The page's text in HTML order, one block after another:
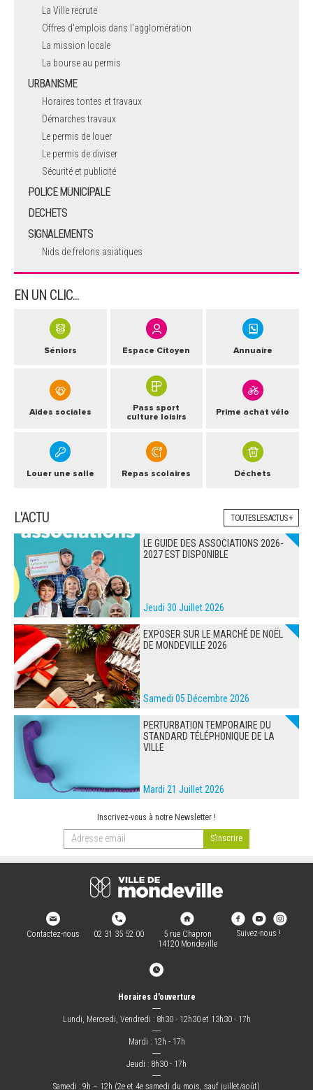
La Ville recrute
Offres d'emplois dans l'agglomération
La mission locale
La bourse au permis
URBANISME
Horaires tontes et travaux
Démarches travaux
Le permis de louer
Le permis de diviser
Sécurité et publicité
POLICE MUNICIPALE
DECHETS
SIGNALEMENTS
Nids de frelons asiatiques
EN UN CLIC...
Séniors Espace Citoyen Annuaire
Aides sociales
Pass sport
culture loisirs
Prime achat vélo
Louer une salle Repas scolaires Déchets
L'ACTU TOUTES LES ACTUS +
LE GUIDE DES ASSOCIATIONS 2026-
2027 EST DISPONIBLE
Jeudi 30 Juillet 2026
EXPOSER SUR LE MARCHÉ DE NOËL
DE MONDEVILLE 2026
Samedi 05 Décembre 2026
PERTURBATION TEMPORAIRE DU
STANDARD TÉLÉPHONIQUE DE LA
VILLE
Mardi 21 Juillet 2026
Inscrivez-vous à notre Newsletter !
Contactez-nous 02 31 35 52 00
5 rue Chapron
14120 Mondeville
Suivez-nous !
Horaires d'ouverture
―
Lundi, Mercredi, Vendredi : 8h30 - 12h30 et 13h30 - 17h
―
Mardi : 12h - 17h
―
Jeudi : 8h30 - 17h
―
Samedi : 9h – 12h (2e et 4e samedi du mois, sauf juillet/août)